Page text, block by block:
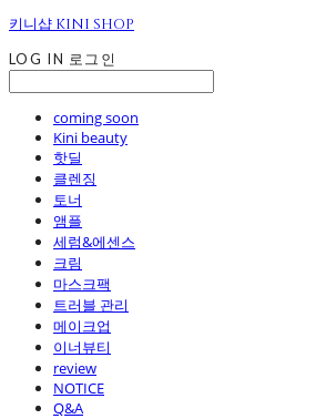
키니샵 KINI SHOP
LOG IN 로그인
coming soon
Kini beauty
핫딜
클렌징
토너
앰플
세럼&에센스
크림
마스크팩
트러블 관리
메이크업
이너뷰티
review
NOTICE
Q&A